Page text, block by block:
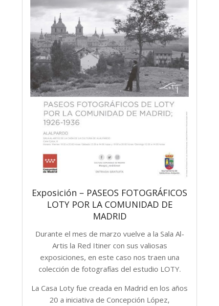
Exposición – PASEOS FOTOGRÁFICOS
LOTY POR LA COMUNIDAD DE
MADRID
Durante el mes de marzo vuelve a la Sala Al-
Artis la Red Itiner con sus valiosas
exposiciones, en este caso nos traen una
colección de fotografías del estudio LOTY.
La Casa Loty fue creada en Madrid en los años
20 a iniciativa de Concepción López,